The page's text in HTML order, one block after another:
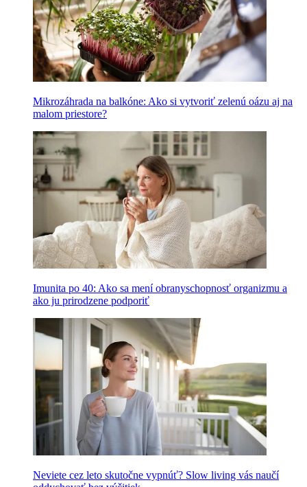
Mikrozáhrada na balkóne: Ako si vytvoriť zelenú oázu aj na
malom priestore?
Imunita po 40: Ako sa mení obranyschopnosť organizmu a
ako ju prirodzene podporiť
Neviete cez leto skutočne vypnúť? Slow living vás naučí